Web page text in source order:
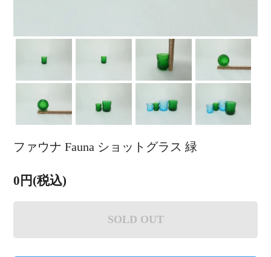
ファウナ Fauna ショットグラス 緑
0円(税込)
SOLD OUT